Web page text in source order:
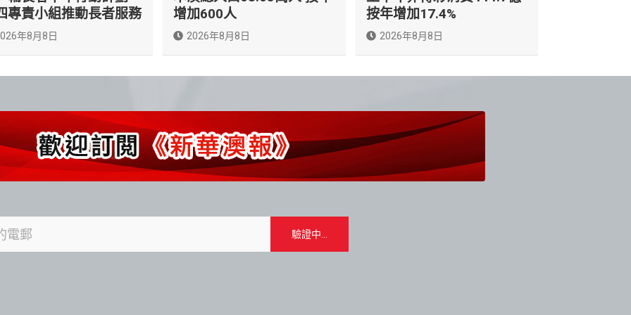
專責小組推動長者服務
年8月8日
增加600人
2026年8月8日
按年增加17.4%
2026年8月8日